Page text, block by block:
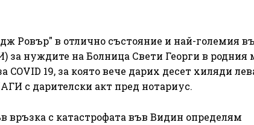
Ровър" в отлично състояние и най-големия
нуждите на Болница Свети Георги в родния
19, за която вече дарих десет хиляди
с дарителски акт пред нотариус.
връзка с катастрофата във Видин определям